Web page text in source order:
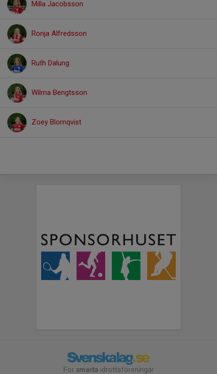
Milla Jacobsson
Ronja Alfredsson
Ruth Dalung
Wilma Bengtsson
Zoey Blomqvist
För smarta idrottsföreningar